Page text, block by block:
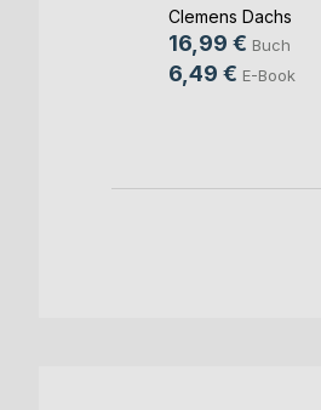
Clemens Dachs
16,99 € Buch
6,49 € E-Book